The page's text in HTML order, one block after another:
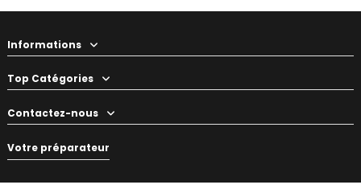
Informations
Top Catégories
Contactez-nous
Votre préparateur